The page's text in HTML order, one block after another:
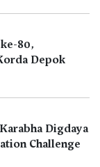
80,
Depok
Digdaya
Challenge